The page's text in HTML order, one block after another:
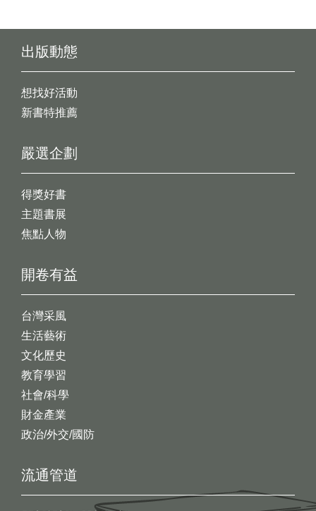
出版動態
想找好活動
新書特推薦
開卷有益
台灣采風
生活藝術
文化歷史
教育學習
社會/科學
財金產業
政治/外交/國防
嚴選企劃
得獎好書
主題書展
焦點人物
流通管道